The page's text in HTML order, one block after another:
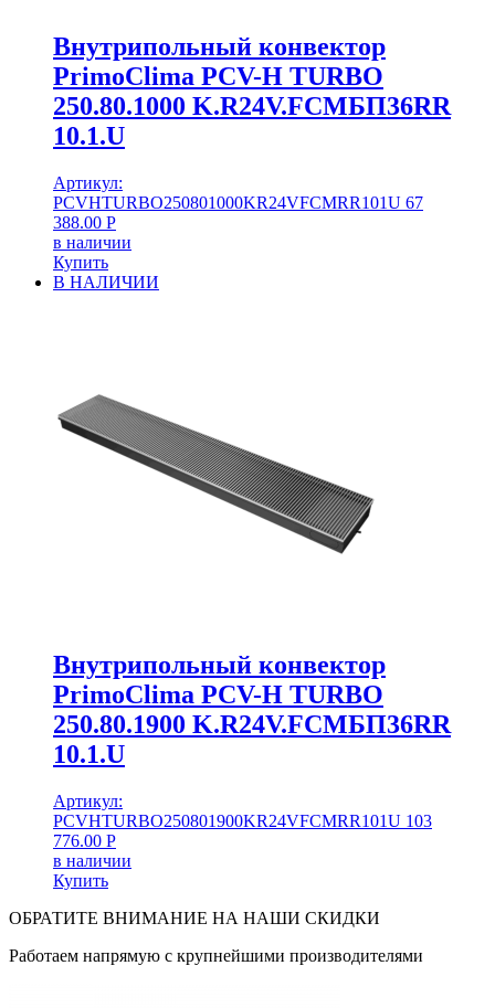
Внутрипольный конвектор
PrimoClima PCV-H TURBO
250.80.1000 K.R24V.FCMБП36RR
10.1.U
Артикул:
PCVHTURBO250801000KR24VFCMRR101U 67
388.00 Р
в наличии
Купить
В НАЛИЧИИ
Внутрипольный конвектор
PrimoClima PCV-H TURBO
250.80.1900 K.R24V.FCMБП36RR
10.1.U
Артикул:
PCVHTURBO250801900KR24VFCMRR101U 103
776.00 Р
в наличии
Купить
ОБРАТИТЕ ВНИМАНИЕ НА НАШИ СКИДКИ
Работаем напрямую с крупнейшими производителями